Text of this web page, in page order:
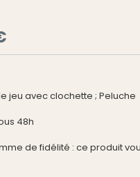
jeu avec clochette ; Peluche
48h
de fidélité : ce produit